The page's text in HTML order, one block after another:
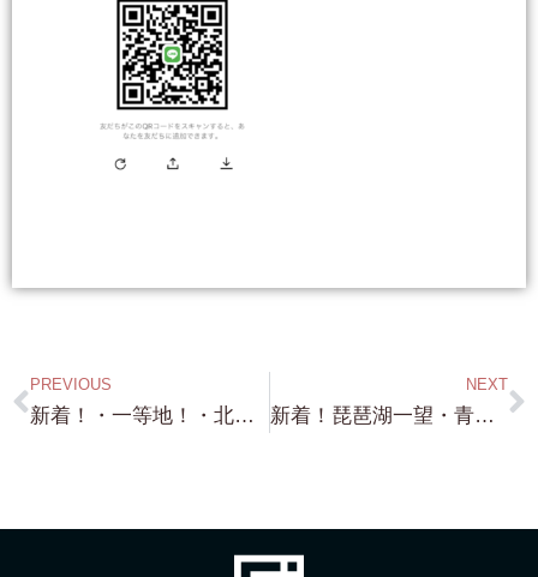
PREVIOUS
新着！・一等地！・北小松・しかも嬉しい THE 小ぶり！・約60坪・前面砂浜！・琵琶湖浜付き・3箇所あります！ 各々60坪！ 早い者勝ち ジェット降ろせます！
NEXT
新着！琵琶湖一望・青柳水泳場徒歩２分・建物建設可能・約194坪・更地！1,580万円！ こんな場所 ここも滅多に出ません！ お探しの方は Hurry Up !!